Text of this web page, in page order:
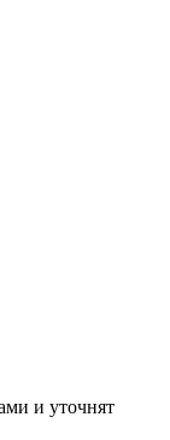
и уточнят